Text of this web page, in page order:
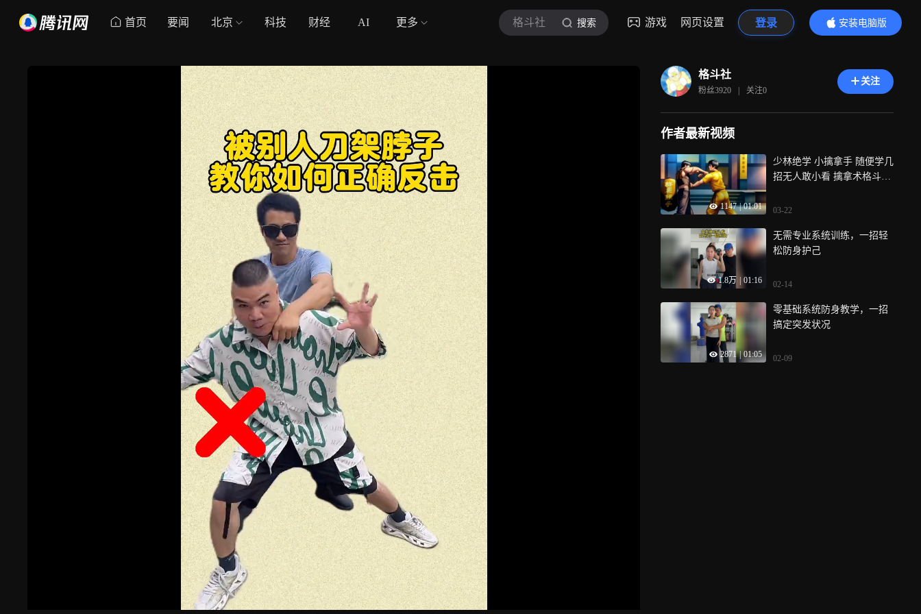
首页 要闻 北京 科技 财经 AI 更多 格斗社 搜索 游戏 网页设置 登录
安装电脑版
内容更精彩
格斗社
粉丝3920 | 关注0
关注
作者最新视频
1147 | 01:01
少林绝学 小擒拿手 随便学几
招无人敢小看 擒拿术格斗实
03-22
1.8万 01:16
无需专业系统训练，一招轻
松防身护己
02-14
2871 | 01:05
零基础系统防身教学，一招
搞定突发状况
02-09